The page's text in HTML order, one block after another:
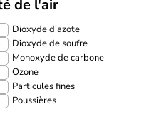
de l'air
Dioxyde d'azote
Dioxyde de soufre
Monoxyde de carbone
Ozone
Particules fines
Poussières